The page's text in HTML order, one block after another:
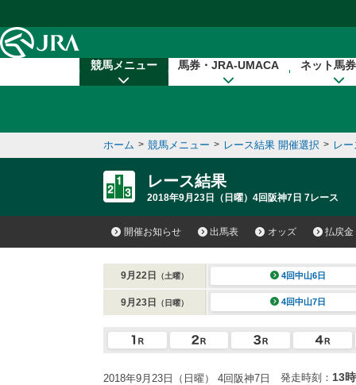
競馬メニュー 馬券・JRA-UMACA ネット馬
ホーム > 競馬メニュー > レース結果 開催選択 > レ
レース結果
2018年9月23日（日曜）4回阪神7日 7レース
開催お知らせ 出馬表 オッズ 払戻金
9月22日 （土曜） 4回中山6日
9月23日 （日曜） 4回中山7日
2018年9月23日（日曜） 4回阪神7日 発走時刻： 13